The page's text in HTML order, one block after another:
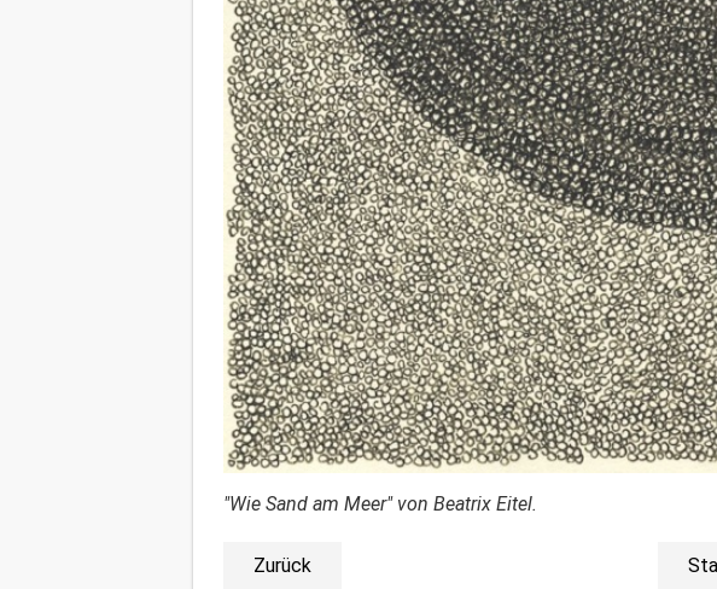
"Wie Sand am Meer" von Beatrix Eitel.
Zurück